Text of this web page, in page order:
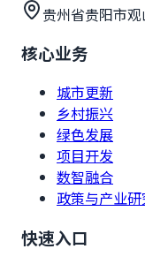
贵州省贵阳市
核心业务
城市更新
乡村振兴
绿色发展
项目开发
数智融合
政策与产业研
快速入口